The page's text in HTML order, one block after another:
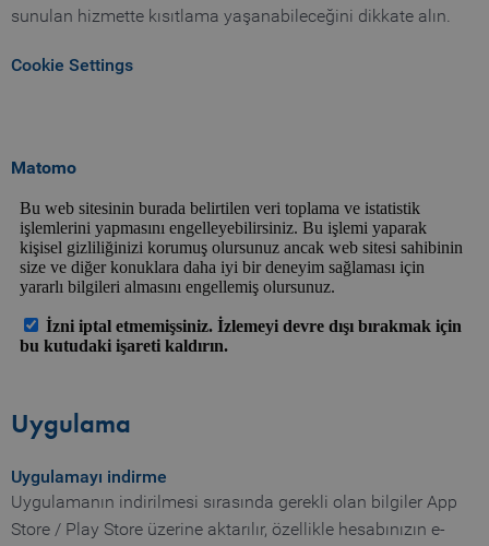
sunulan hizmette kısıtlama yaşanabileceğini dikkate alın.
Cookie Settings
Matomo
Uygulama
Uygulamayı indirme
Uygulamanın indirilmesi sırasında gerekli olan bilgiler App
Store / Play Store üzerine aktarılır, özellikle hesabınızın e-